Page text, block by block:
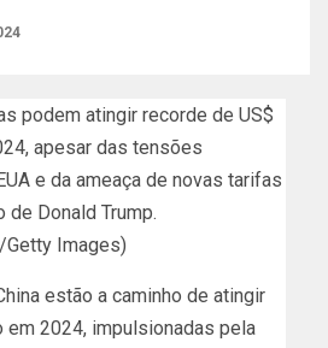
podem atingir recorde de US$
apesar das tensões
e da ameaça de novas tarifas
de Donald Trump.
Images)
estão a caminho de atingir
em 2024, impulsionadas pela